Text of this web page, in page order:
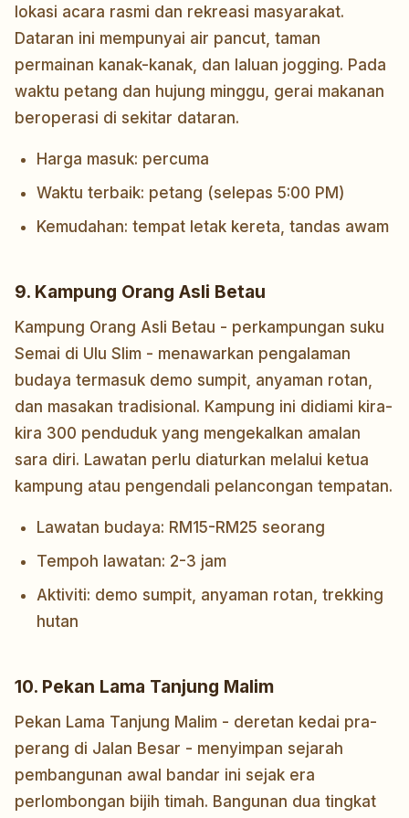
lokasi acara rasmi dan rekreasi masyarakat.
Dataran ini mempunyai air pancut, taman
permainan kanak-kanak, dan laluan jogging. Pada
waktu petang dan hujung minggu, gerai makanan
beroperasi di sekitar dataran.
Harga masuk: percuma
Waktu terbaik: petang (selepas 5:00 PM)
Kemudahan: tempat letak kereta, tandas awam
9. Kampung Orang Asli Betau
Kampung Orang Asli Betau - perkampungan suku
Semai di Ulu Slim - menawarkan pengalaman
budaya termasuk demo sumpit, anyaman rotan,
dan masakan tradisional. Kampung ini didiami kira-
kira 300 penduduk yang mengekalkan amalan
sara diri. Lawatan perlu diaturkan melalui ketua
kampung atau pengendali pelancongan tempatan.
Lawatan budaya: RM15-RM25 seorang
Tempoh lawatan: 2-3 jam
Aktiviti: demo sumpit, anyaman rotan, trekking
hutan
10. Pekan Lama Tanjung Malim
Pekan Lama Tanjung Malim - deretan kedai pra-
perang di Jalan Besar - menyimpan sejarah
pembangunan awal bandar ini sejak era
perlombongan bijih timah. Bangunan dua tingkat